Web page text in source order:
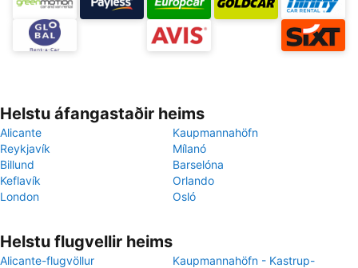
Helstu áfangastaðir heims
Alicante
Kaupmannahöfn
Reykjavík
Mílanó
Billund
Barselóna
Keflavík
Orlando
London
Osló
Helstu flugvellir heims
Alicante-flugvöllur
Kaupmannahöfn - Kastrup-